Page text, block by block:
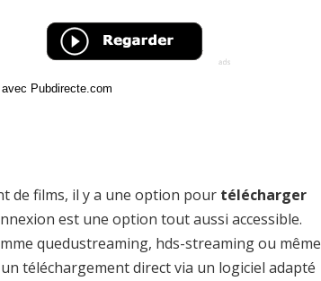
Pubdirecte.com
de films, il y a une option pour télécharger
est une option tout aussi accessible.
quedustreaming, hds-streaming ou même
téléchargement direct via un logiciel adapté